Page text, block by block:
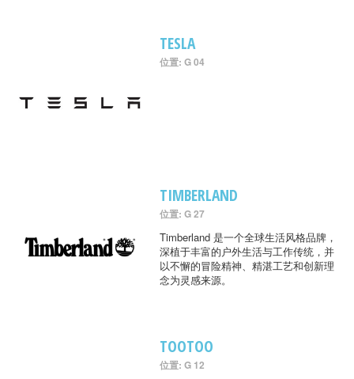
TESLA
位置: G 04
TIMBERLAND
位置: G 27
Timberland 是一个全球生活风格品牌，
深植于丰富的户外生活与工作传统，并
以不懈的冒险精神、精湛工艺和创新理
念为灵感来源。
TOOTOO
位置: G 12